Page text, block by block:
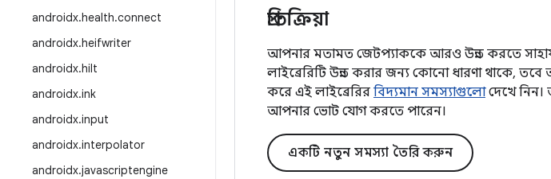
androidx.health.connect
androidx.heifwriter
androidx.hilt
androidx.ink
androidx.input
androidx.interpolator
androidx.javascriptengine
প্রতিক্রিয়া
আপনার মতামত জেটপ্যাককে আরও উন্নত করতে
লাইব্রেরিটি উন্নত করার জন্য কোনো ধারণা থাকে,
করে এই লাইব্রেরির বিদ্যমান সমস্যাগুলোদেখে নিন।
আপনার ভোট যোগ করতে পারেন।
একটি নতুন সমস্যা তৈরি করুন